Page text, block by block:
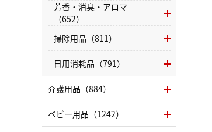
芳香・消臭・アロマ
（652）
掃除用品（811）
日用消耗品（791）
介護用品（884）
ベビー用品（1242）